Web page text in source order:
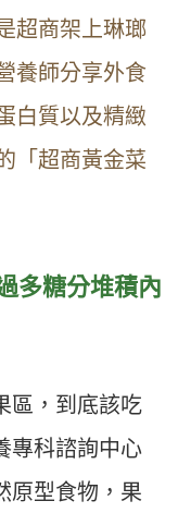
超商架上琳瑯
養師分享外食
白質以及精緻
「超商黃金菜
多糖分堆積內
區，到底該吃
專科諮詢中心
原型食物，果